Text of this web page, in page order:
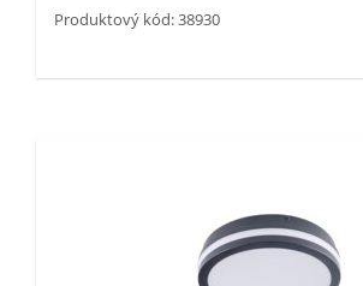
Produktový kód: 38930